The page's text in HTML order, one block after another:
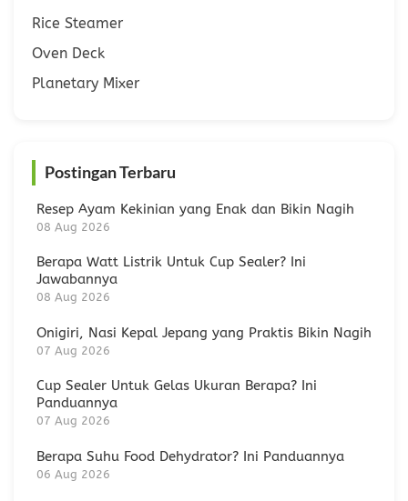
Rice Steamer
Oven Deck
Planetary Mixer
Postingan Terbaru
Resep Ayam Kekinian yang Enak dan Bikin Nagih
08 Aug 2026
Berapa Watt Listrik Untuk Cup Sealer? Ini
Jawabannya
08 Aug 2026
Onigiri, Nasi Kepal Jepang yang Praktis Bikin Nagih
07 Aug 2026
Cup Sealer Untuk Gelas Ukuran Berapa? Ini
Panduannya
07 Aug 2026
Berapa Suhu Food Dehydrator? Ini Panduannya
06 Aug 2026